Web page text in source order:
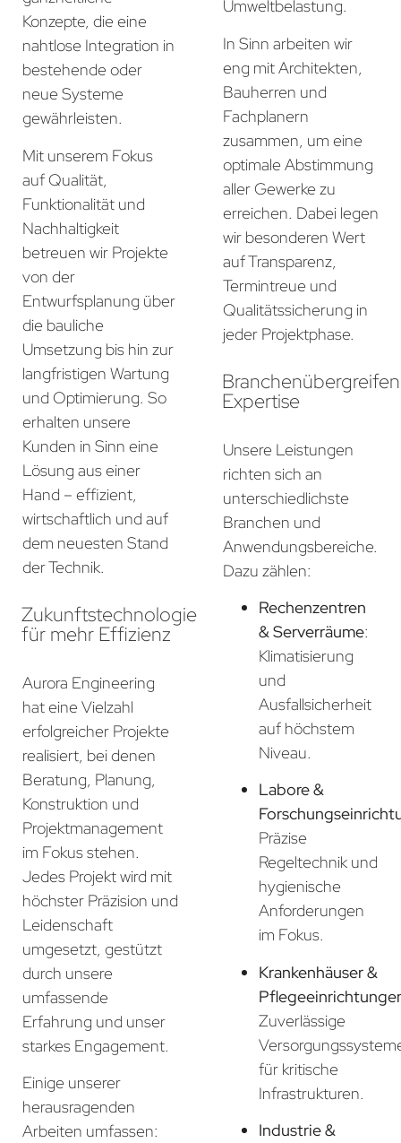
Konzepte, die eine
nahtlose Integration in
bestehende oder
neue Systeme
gewährleisten.
Mit unserem Fokus
auf Qualität,
Funktionalität und
Nachhaltigkeit
betreuen wir Projekte
von der
Entwurfsplanung über
die bauliche
Umsetzung bis hin zur
langfristigen Wartung
und Optimierung. So
erhalten unsere
Kunden in Sinn eine
Lösung aus einer
Hand – effizient,
wirtschaftlich und auf
dem neuesten Stand
der Technik.
Zukunftstechnologie
für mehr Effizienz
Aurora Engineering
hat eine Vielzahl
erfolgreicher Projekte
realisiert, bei denen
Beratung, Planung,
Konstruktion und
Projektmanagement
im Fokus stehen.
Jedes Projekt wird mit
höchster Präzision und
Leidenschaft
umgesetzt, gestützt
durch unsere
umfassende
Erfahrung und unser
starkes Engagement.
Einige unserer
herausragenden
Arbeiten umfassen:
Umweltbelastung.
In Sinn arbeiten wir
eng mit Architekten,
Bauherren und
Fachplanern
zusammen, um eine
optimale Abstimmung
aller Gewerke zu
erreichen. Dabei legen
wir besonderen Wert
auf Transparenz,
Termintreue und
Qualitätssicherung in
jeder Projektphase.
Expertise
Unsere Leistungen
richten sich an
unterschiedlichste
Branchen und
Anwendungsbereiche.
Dazu zählen:
Rechenzentren
& Serverräume:
Klimatisierung
und
Ausfallsicherheit
auf höchstem
Niveau.
Labore &
Präzise
Regeltechnik und
hygienische
Anforderungen
im Fokus.
Krankenhäuser &
Zuverlässige
für kritische
Infrastrukturen.
Industrie &